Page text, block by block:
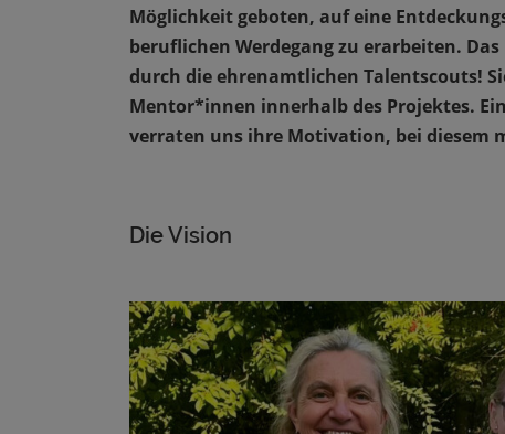
Möglichkeit geboten, auf eine
beruflichen Werdegang zu erarbeiten.
durch die ehrenamtlichen Talentscouts!
Mentor*innen innerhalb des Projektes.
verraten uns ihre Motivation, bei diesem
Die Vision